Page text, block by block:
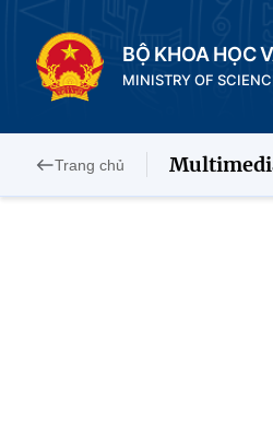
BỘ KHOA HỌC
MINISTRY OF
Trang chủ